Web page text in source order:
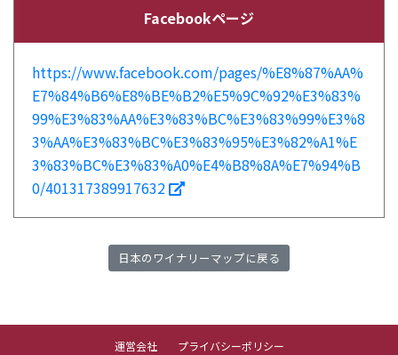
Facebookページ
https://www.facebook.com/pages/%E8%87%AA%
E7%84%B6%E8%BE%B2%E5%9C%92%E3%83%
99%E3%83%AA%E3%83%BC%E3%83%99%E3%8
3%AA%E3%83%BC%E3%83%95%E3%82%A1%E
3%83%BC%E3%83%A0%E4%B8%8A%E7%94%B
0/401317389917632
日本のワイナリーマップに戻る
運営会社 プライバシーポリシー